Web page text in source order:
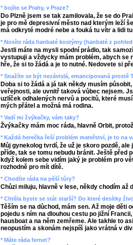
* bojíte se Prahy, v Praze?
Do Plzně jsem se tak zamilovala, že se do
je pro mě depresivní město nad kterým leží
má odkryté modré nebe a fouká tu vítr a lidi
* Nosíte ráda hanbaté kostýmy (hanbaté z
Jestli máte na mysli spodní prádlo, tak
vystupuji a vždycky mám problém, abych se
hře, že si to žádá a je to nutné. Nedovete si
* Snažíte se být nezávislá, emancipovaná prostě
Doba si to žádá a já tak někdy musím
veřejnosti, ale uvnitř taková vůbec nejsem.
uzlíček odhalených nervů a pocitů, které
mých přátel a možná má rodina.
* Vadí mi žvýkačky, vám taky?
Žvýkačky mám moc ráda, hlavně Orbit,
* Každá herečka řeší problém mateřství, je to na
Můj gynekolog tvrdí, že už je skoro pozdě,
příde, tak se tomu nebudu bránit. Ještě před
když kolem sebe vidím jaký je problém pro
rozhodně pro mít dítě.
* Chodíte ráda na pěší tůry?
Chůzi miluju, hlavně v lese, někdy chodím až
* Chtěla byste se stát starší? Do které desítky
Těším se na důchod, mám sen. Až moje děti
pojedu s ním na dlouhou cestu po jižní
hausboat a na něm zemřeme. Ale takhle to
neopustím a skonám nejspíš jako vrátná v
* Máte ráda fernet?